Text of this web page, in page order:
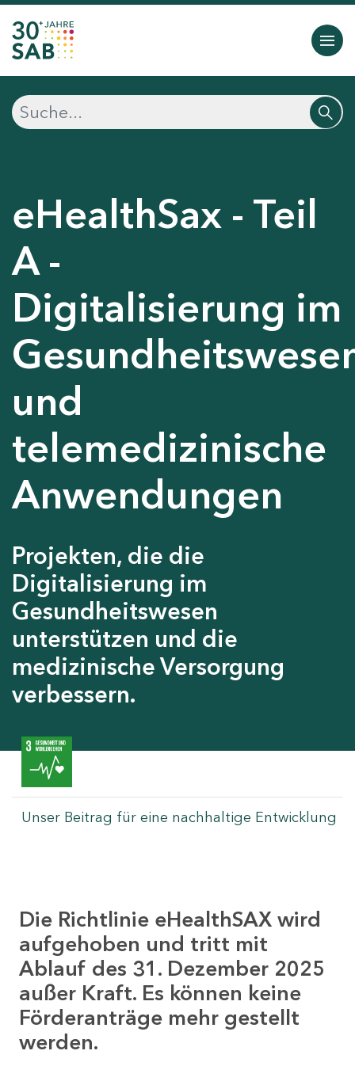
eHealthSax - Teil
A -
Digitalisierung im
und
telemedizinische
Anwendungen
Projekten, die die
Digitalisierung im
Gesundheitswesen
unterstützen und die
medizinische Versorgung
verbessern.
Unser Beitrag für eine nachhaltige Entwicklung
Die Richtlinie eHealthSAX wird
aufgehoben und tritt mit
Ablauf des 31. Dezember 2025
außer Kraft. Es können keine
Förderanträge mehr gestellt
werden.